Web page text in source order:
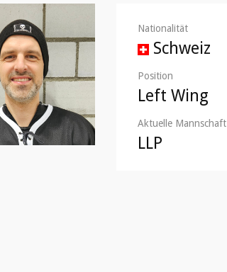
Nationalität
Schweiz
Position
Left Wing
Aktuelle Mannschaft
LLP